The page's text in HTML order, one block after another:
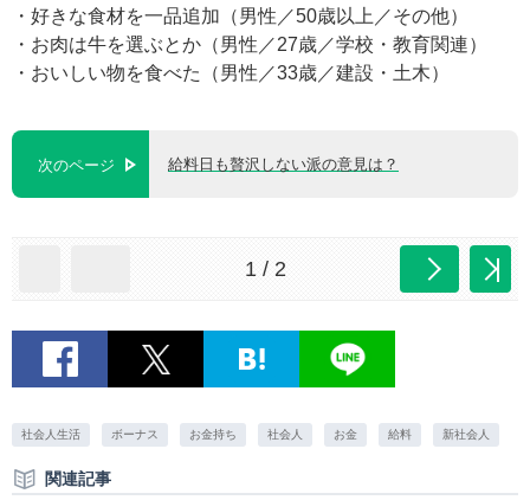
・好きな食材を一品追加（男性／50歳以上／その他）
・お肉は牛を選ぶとか（男性／27歳／学校・教育関連）
・おいしい物を食べた（男性／33歳／建設・土木）
次のページ 給料日も贅沢しない派の意見は？
1 / 2
社会人生活 ボーナス お金持ち 社会人 お金 給料 新社会人
関連記事